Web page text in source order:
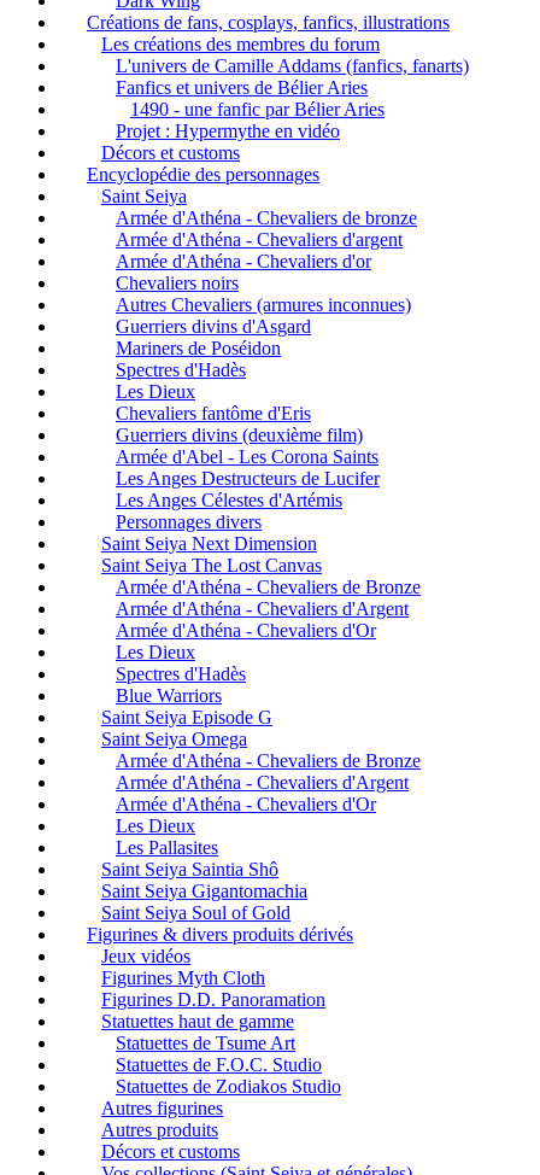
Créations de fans, cosplays, fanfics, illustrations
Les créations des membres du forum
L'univers de Camille Addams (fanfics, fanarts)
Fanfics et univers de Bélier Aries
1490 - une fanfic par Bélier Aries
Projet : Hypermythe en vidéo
Décors et customs
Encyclopédie des personnages
Saint Seiya
Armée d'Athéna - Chevaliers de bronze
Armée d'Athéna - Chevaliers d'argent
Armée d'Athéna - Chevaliers d'or
Chevaliers noirs
Autres Chevaliers (armures inconnues)
Guerriers divins d'Asgard
Mariners de Poséidon
Spectres d'Hadès
Les Dieux
Chevaliers fantôme d'Eris
Guerriers divins (deuxième film)
Armée d'Abel - Les Corona Saints
Les Anges Destructeurs de Lucifer
Les Anges Célestes d'Artémis
Personnages divers
Saint Seiya Next Dimension
Saint Seiya The Lost Canvas
Armée d'Athéna - Chevaliers de Bronze
Armée d'Athéna - Chevaliers d'Argent
Armée d'Athéna - Chevaliers d'Or
Les Dieux
Spectres d'Hadès
Blue Warriors
Saint Seiya Episode G
Saint Seiya Omega
Armée d'Athéna - Chevaliers de Bronze
Armée d'Athéna - Chevaliers d'Argent
Armée d'Athéna - Chevaliers d'Or
Les Dieux
Les Pallasites
Saint Seiya Saintia Shô
Saint Seiya Gigantomachia
Saint Seiya Soul of Gold
Figurines & divers produits dérivés
Jeux vidéos
Figurines Myth Cloth
Figurines D.D. Panoramation
Statuettes haut de gamme
Statuettes de Tsume Art
Statuettes de F.O.C. Studio
Statuettes de Zodiakos Studio
Autres figurines
Autres produits
Décors et customs